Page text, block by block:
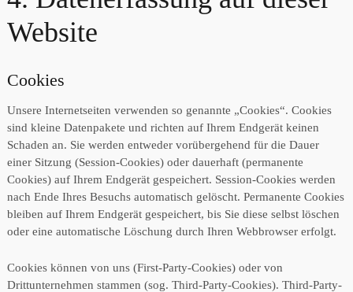
Website
Cookies
Unsere Internetseiten verwenden so genannte „Cookies“. Cookies
sind kleine Datenpakete und richten auf Ihrem Endgerät keinen
Schaden an. Sie werden entweder vorübergehend für die Dauer
einer Sitzung (Session-Cookies) oder dauerhaft (permanente
Cookies) auf Ihrem Endgerät gespeichert. Session-Cookies werden
nach Ende Ihres Besuchs automatisch gelöscht. Permanente Cookies
bleiben auf Ihrem Endgerät gespeichert, bis Sie diese selbst löschen
oder eine automatische Löschung durch Ihren Webbrowser erfolgt.
Cookies können von uns (First-Party-Cookies) oder von
Drittunternehmen stammen (sog. Third-Party-Cookies). Third-Party-